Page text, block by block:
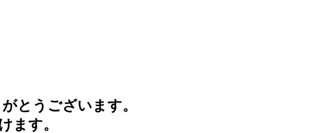
とうございます。
ます。